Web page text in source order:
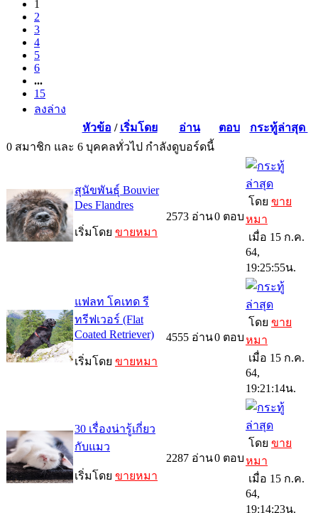
1
2
3
4
5
6
...
15
ลงล่าง
หัวข้อ / เริ่มโดย อ่าน ตอบ
กระทู้ล่าสุด
0 สมาชิก และ 6 บุคคลทั่วไป กำลังดูบอร์ดนี้
สุนัขพันธุ์ Bouvier
Des Flandres
เริ่มโดย ขายหมา
2573 อ่าน0 ตอบ
โดย ขาย
หมา
เมื่อ 15 ก.ค.
64,
19:25:55น.
แฟลท โคเทด รี
ทรีฟเวอร์ (Flat
Coated Retriever)
เริ่มโดย ขายหมา
4555 อ่าน0 ตอบ
โดย ขาย
หมา
เมื่อ 15 ก.ค.
64,
19:21:14น.
30 เรื่องน่ารู้เกี่ยว
กับแมว
เริ่มโดย ขายหมา
2287 อ่าน0 ตอบ
โดย ขาย
หมา
เมื่อ 15 ก.ค.
64,
19:14:23น.